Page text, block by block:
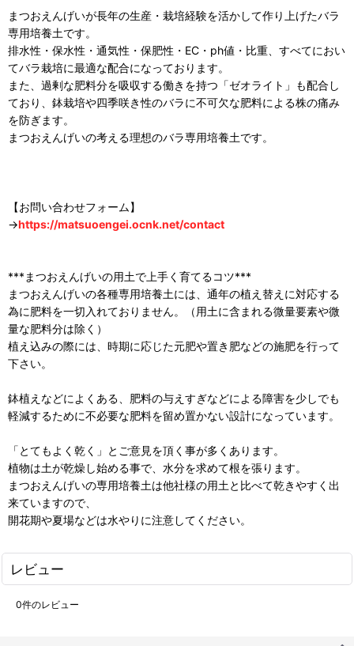
まつおえんげいが長年の生産・栽培経験を活かして作り上げたバラ
専用培養土です。
排水性・保水性・通気性・保肥性・EC・ph値・比重、すべてにおい
てバラ栽培に最適な配合になっております。
また、過剰な肥料分を吸収する働きを持つ「ゼオライト」も配合し
ており、鉢栽培や四季咲き性のバラに不可欠な肥料による株の痛み
を防ぎます。
まつおえんげいの考える理想のバラ専用培養土です。
【お問い合わせフォーム】
→https://matsuoengei.ocnk.net/contact
***まつおえんげいの用土で上手く育てるコツ***
まつおえんげいの各種専用培養土には、通年の植え替えに対応する
為に肥料を一切入れておりません。（用土に含まれる微量要素や微
量な肥料分は除く）
植え込みの際には、時期に応じた元肥や置き肥などの施肥を行って
下さい。
鉢植えなどによくある、肥料の与えすぎなどによる障害を少しでも
軽減するために不必要な肥料を留め置かない設計になっています。
「とてもよく乾く」とご意見を頂く事が多くあります。
植物は土が乾燥し始める事で、水分を求めて根を張ります。
まつおえんげいの専用培養土は他社様の用土と比べて乾きやすく出
来ていますので、
開花期や夏場などは水やりに注意してください。
レビュー
0件のレビュー